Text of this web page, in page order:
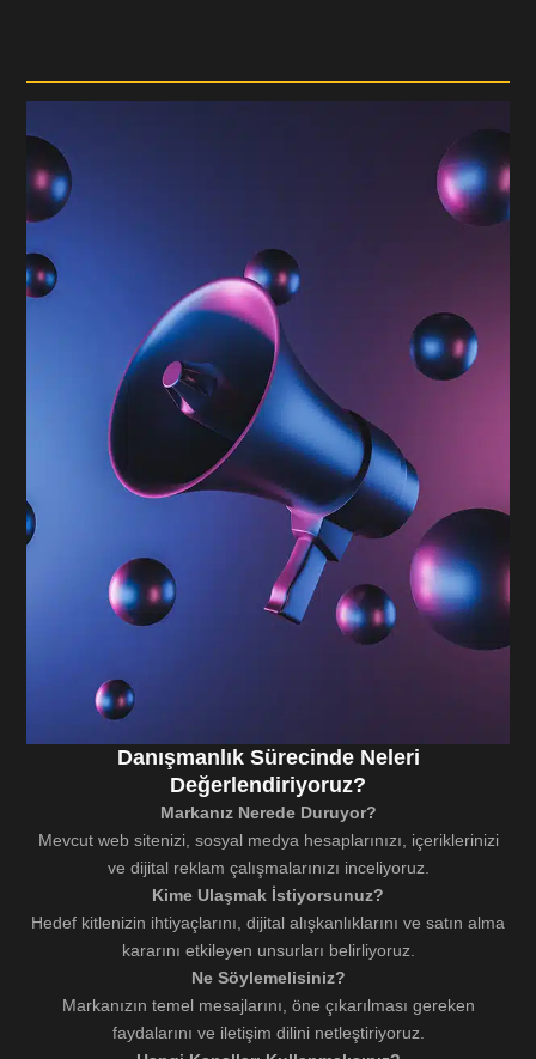
Danışmanlık Sürecinde Neleri
Değerlendiriyoruz?
Markanız Nerede Duruyor?
Mevcut web sitenizi, sosyal medya hesaplarınızı, içeriklerinizi
ve dijital reklam çalışmalarınızı inceliyoruz.
Kime Ulaşmak İstiyorsunuz?
Hedef kitlenizin ihtiyaçlarını, dijital alışkanlıklarını ve satın alma
kararını etkileyen unsurları belirliyoruz.
Ne Söylemelisiniz?
Markanızın temel mesajlarını, öne çıkarılması gereken
faydalarını ve iletişim dilini netleştiriyoruz.